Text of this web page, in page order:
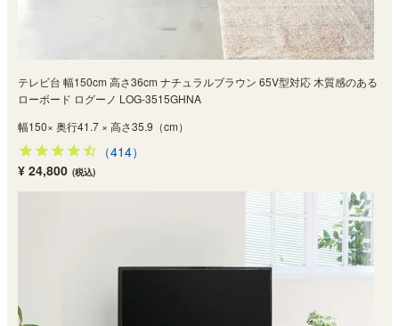
テレビ台 幅150cm 高さ36cm ナチュラルブラウン 65V型対応 木質感のある
ローボード ログーノ LOG-3515GHNA
幅150× 奥行41.7 × 高さ35.9（cm）
（414）
¥ 24,800 (税込)